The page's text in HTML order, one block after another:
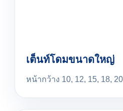
เต็นท์โดมขนาดใหญ่
หน้ากว้าง 10, 12, 15, 18,